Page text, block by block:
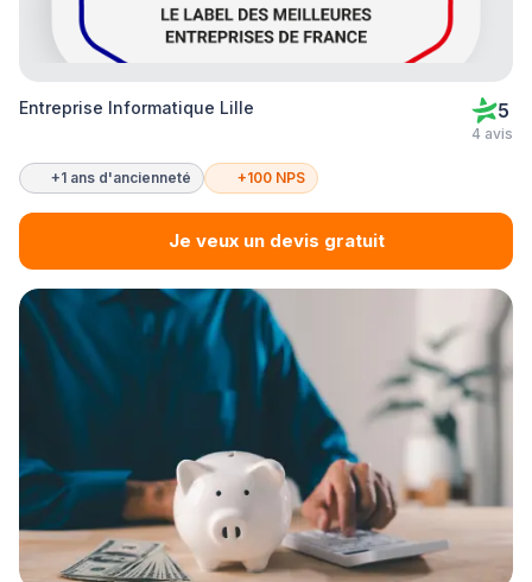
Entreprise Informatique Lille 5
4 avis
+1 ans d'ancienneté +100 NPS
Je veux un devis gratuit